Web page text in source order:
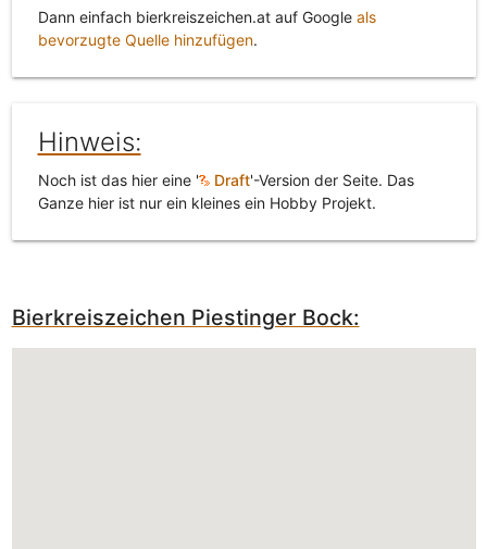
Dann einfach bierkreiszeichen.at auf Google als
bevorzugte Quelle hinzufügen.
Hinweis:
Noch ist das hier eine ' Draft'-Version der Seite. Das
Ganze hier ist nur ein kleines ein Hobby Projekt.
Bierkreiszeichen Piestinger Bock: